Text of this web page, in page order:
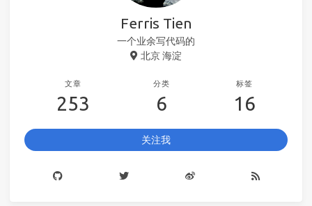
Ferris Tien
一个业余写代码的
北京 海淀
文章
253
分类
6
标签
16
关注我